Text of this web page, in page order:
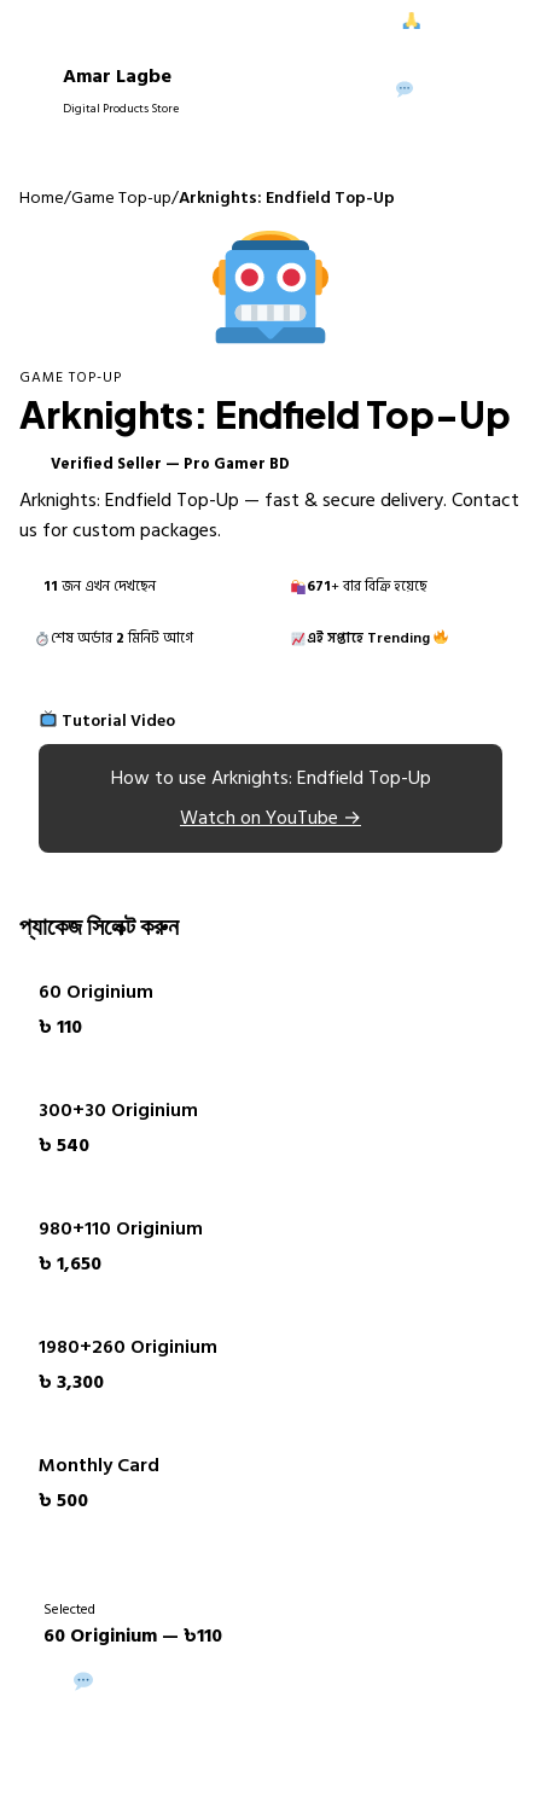
আপনাদের
Amar Lagbe
Digital Products Store
Home/Game Top-up/Arknights: Endfield Top-Up
GAME TOP-UP
Arknights: Endfield Top-Up
Verified Seller — Pro Gamer BD
Arknights: Endfield Top-Up — fast & secure delivery. Contact
us for custom packages.
11 জন এখন দেখছেন 671+ বার বিক্রি হয়েছে
শেষ অর্ডার2মিনিট আগে এই সপ্তাহে Trending
Tutorial Video
How to use Arknights: Endfield Top-Up
Watch on YouTube →
প্যাকেজ সিলেক্ট করুন
60 Originium
৳ 110
300+30 Originium
৳ 540
980+110 Originium
৳ 1,650
1980+260 Originium
৳ 3,300
Monthly Card
৳ 500
Selected
60 Originium — ৳110